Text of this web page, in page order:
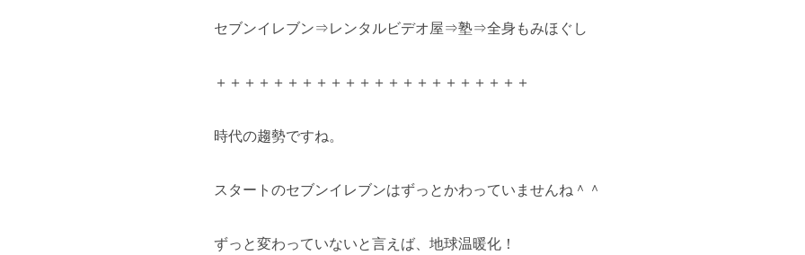
セブンイレブン⇒レンタルビデオ屋⇒塾⇒全身もみほぐし
＋＋＋＋＋＋＋＋＋＋＋＋＋＋＋＋＋＋＋＋＋＋
時代の趨勢ですね。
スタートのセブンイレブンはずっとかわっていませんね＾＾
ずっと変わっていないと言えば、地球温暖化！